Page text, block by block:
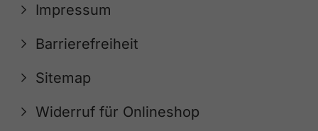
Impressum
Barrierefreiheit
Sitemap
Widerruf für Onlineshop